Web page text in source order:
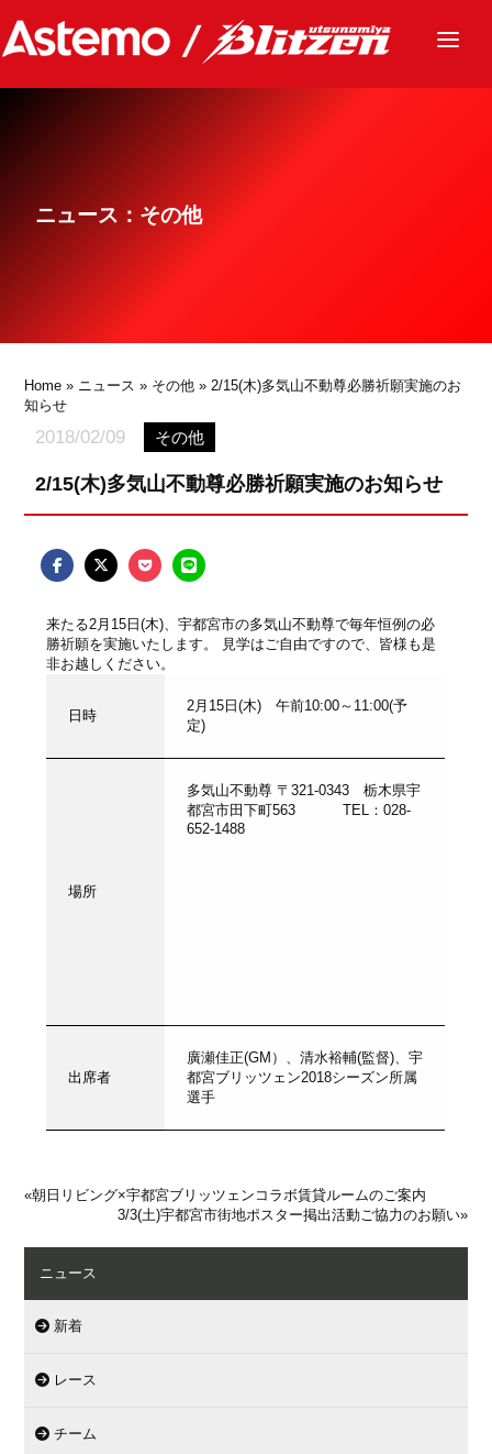
ニュース
グッズ
ニュース：その他
Home » ニュース » その他 » 2/15(木)多気山不動尊必勝祈願実施のお
知らせ
2018/02/09 その他
2/15(木)多気山不動尊必勝祈願実施のお知らせ
来たる2月15日(木)、宇都宮市の多気山不動尊で毎年恒例の必
勝祈願を実施いたします。 見学はご自由ですので、皆様も是
非お越しください。
日時
2月15日(木) 午前10:00～11:00(予
定)
場所
多気山不動尊 〒321-0343 栃木県宇
都宮市田下町563 TEL：028-
652-1488
出席者
廣瀬佳正(GM）、清水裕輔(監督)、宇
都宮ブリッツェン2018シーズン所属
選手
«朝日リビング×宇都宮ブリッツェンコラボ賃貸ルームのご案内
3/3(土)宇都宮市街地ポスター掲出活動ご協力のお願い»
ニュース
新着
レース
チーム